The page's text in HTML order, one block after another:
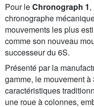
Pour leChronograph 1
chronographe
mouvements les plus
comme son nouveau
successeur du 6S.
Présenté par la
gamme, le mouvement
caractéristiques
une roue à colonnes,